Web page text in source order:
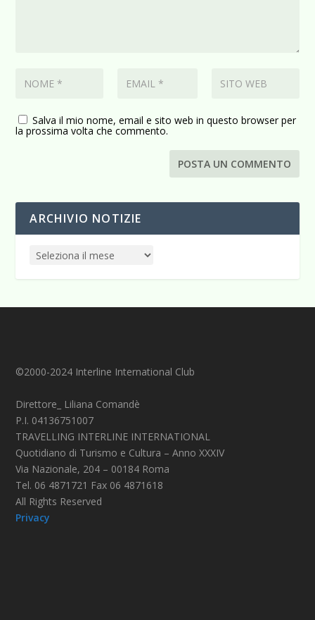
Salva il mio nome, email e sito web in questo browser per
la prossima volta che commento.
ARCHIVIO NOTIZIE
©2000-2024 Interline International Club
Direttore_ Liliana Comandè
P.I. 04136751007
TRAVELLING INTERLINE INTERNATIONAL
Quotidiano di Turismo e Cultura – Anno XXXIV
Via Nazionale, 204 – 00184 Roma
Tel. 06 4871721 Fax 06 4871618
All Rights Reserved
Privacy